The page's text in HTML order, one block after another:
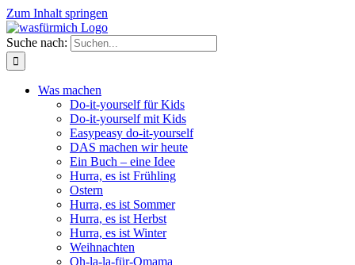
Zum Inhalt springen
Suche nach:
Was machen
Do-it-yourself für Kids
Do-it-yourself mit Kids
Easypeasy do-it-yourself
DAS machen wir heute
Ein Buch – eine Idee
Hurra, es ist Frühling
Ostern
Hurra, es ist Sommer
Hurra, es ist Herbst
Hurra, es ist Winter
Weihnachten
Oh-la-la-für-Omama